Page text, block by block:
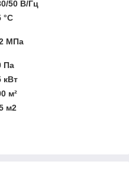
50 В/Гц
°C
МПа
Па
кВт
м²
м2